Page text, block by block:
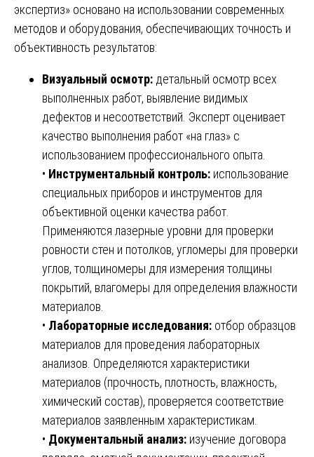
экспертиз» основано на использовании современных
методов и оборудования, обеспечивающих точность и
объективность результатов:
Визуальный осмотр: детальный осмотр всех
выполненных работ, выявление видимых
дефектов и несоответствий. Эксперт оценивает
качество выполнения работ «на глаз» с
использованием профессионального опыта.
• Инструментальный контроль: использование
специальных приборов и инструментов для
объективной оценки качества работ.
Применяются лазерные уровни для проверки
ровности стен и потолков, угломеры для проверки
углов, толщиномеры для измерения толщины
покрытий, влагомеры для определения влажности
материалов.
• Лабораторные исследования: отбор образцов
материалов для проведения лабораторных
анализов. Определяются характеристики
материалов (прочность, плотность, влажность,
химический состав), проверяется соответствие
материалов заявленным характеристикам.
• Документальный анализ: изучение договора